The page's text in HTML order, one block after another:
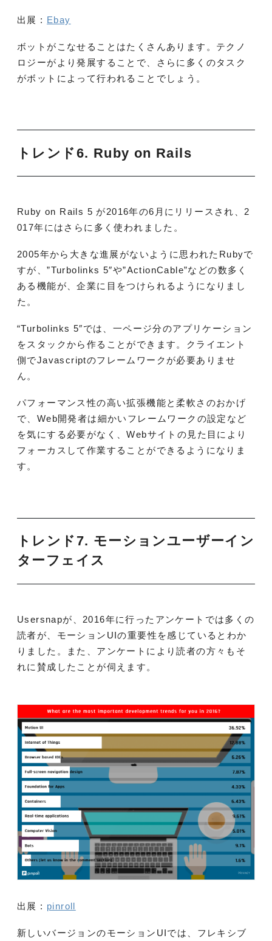
出展 : Ebay
ボットがこなせることはたくさんあります。テクノ
ロジーがより発展することで、さらに多くのタスク
がボットによって行われることでしょう。
トレンド6. Ruby on Rails
Ruby on Rails 5 が2016年の6月にリリースされ、2
017年にはさらに多く使われました。
2005年から大きな進展がないように思われたRubyで
すが、”Turbolinks 5″や”ActionCable”などの数多く
ある機能が、企業に目をつけられるようになりまし
た。
“Turbolinks 5″では、一ページ分のアプリケーション
をスタックから作ることができます。クライエント
側でJavascriptのフレームワークが必要ありませ
ん。
パフォーマンス性の高い拡張機能と柔軟さのおかげ
で、Web開発者は細かいフレームワークの設定など
を気にする必要がなく、Webサイトの見た目により
フォーカスして作業することができるようになりま
す。
トレンド7. モーションユーザーイン
ターフェイス
Usersnapが、2016年に行ったアンケートでは多くの
読者が、モーションUIの重要性を感じているとわか
りました。また、アンケートにより読者の方々もそ
れに賛成したことが伺えます。
出展 : pinroll
新しいバージョンのモーションUIでは、フレキシブ